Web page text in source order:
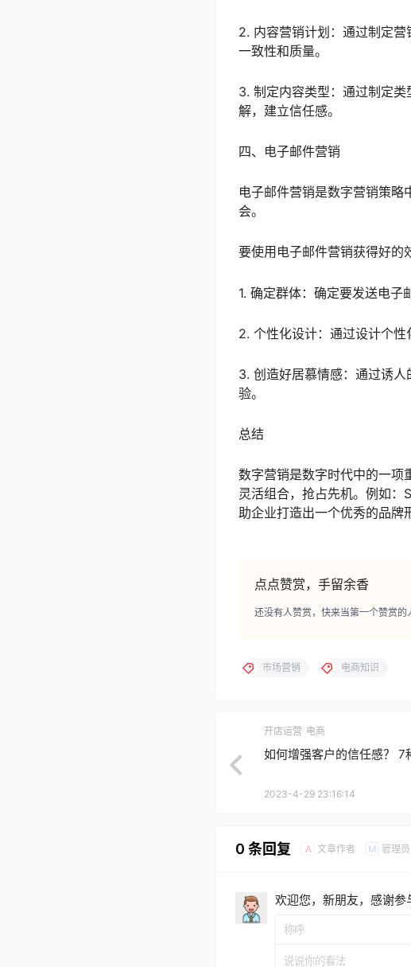
2. 内容营销计划：通过制定
一致性和质量。
3. 制定内容类型：通过制定
解，建立信任感。
四、电子邮件营销
电子邮件营销是数字营销策
会。
要使用电子邮件营销获得好的
1. 确定群体：确定要发送电子
2. 个性化设计：通过设计个性
3. 创造好居慕情感：通过诱
验。
总结
数字营销是数字时代中的一项
灵活组合，抢占先机。例如：
助企业打造出一个优秀的品牌
点点赞赏，手留余香
还没有人赞赏，快来当第一个赞赏的
市场营销 电商知识
开店运营 电商
如何增强客户的信任感？ 7
2023-4-29 23:16:14
0 条回复 A 文章作者 M 管理员
欢迎您，新朋友，感谢参